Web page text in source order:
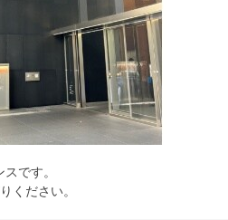
です。
ください。